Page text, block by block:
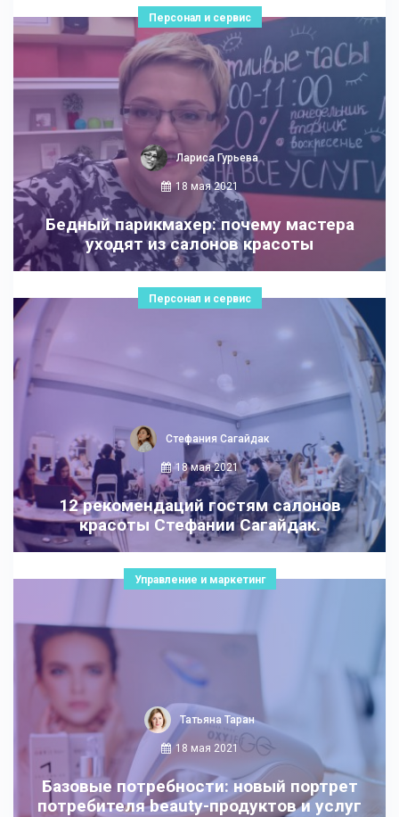
Персонал и сервис
Лариса Гурьева
18 мая 2021
Бедный парикмахер: почему мастера
уходят из салонов красоты
Персонал и сервис
Стефания Сагайдак
18 мая 2021
12 рекомендаций гостям салонов
красоты Стефании Сагайдак.
Управление и маркетинг
Татьяна Таран
18 мая 2021
Базовые потребности: новый портрет
потребителя beauty-продуктов и услуг